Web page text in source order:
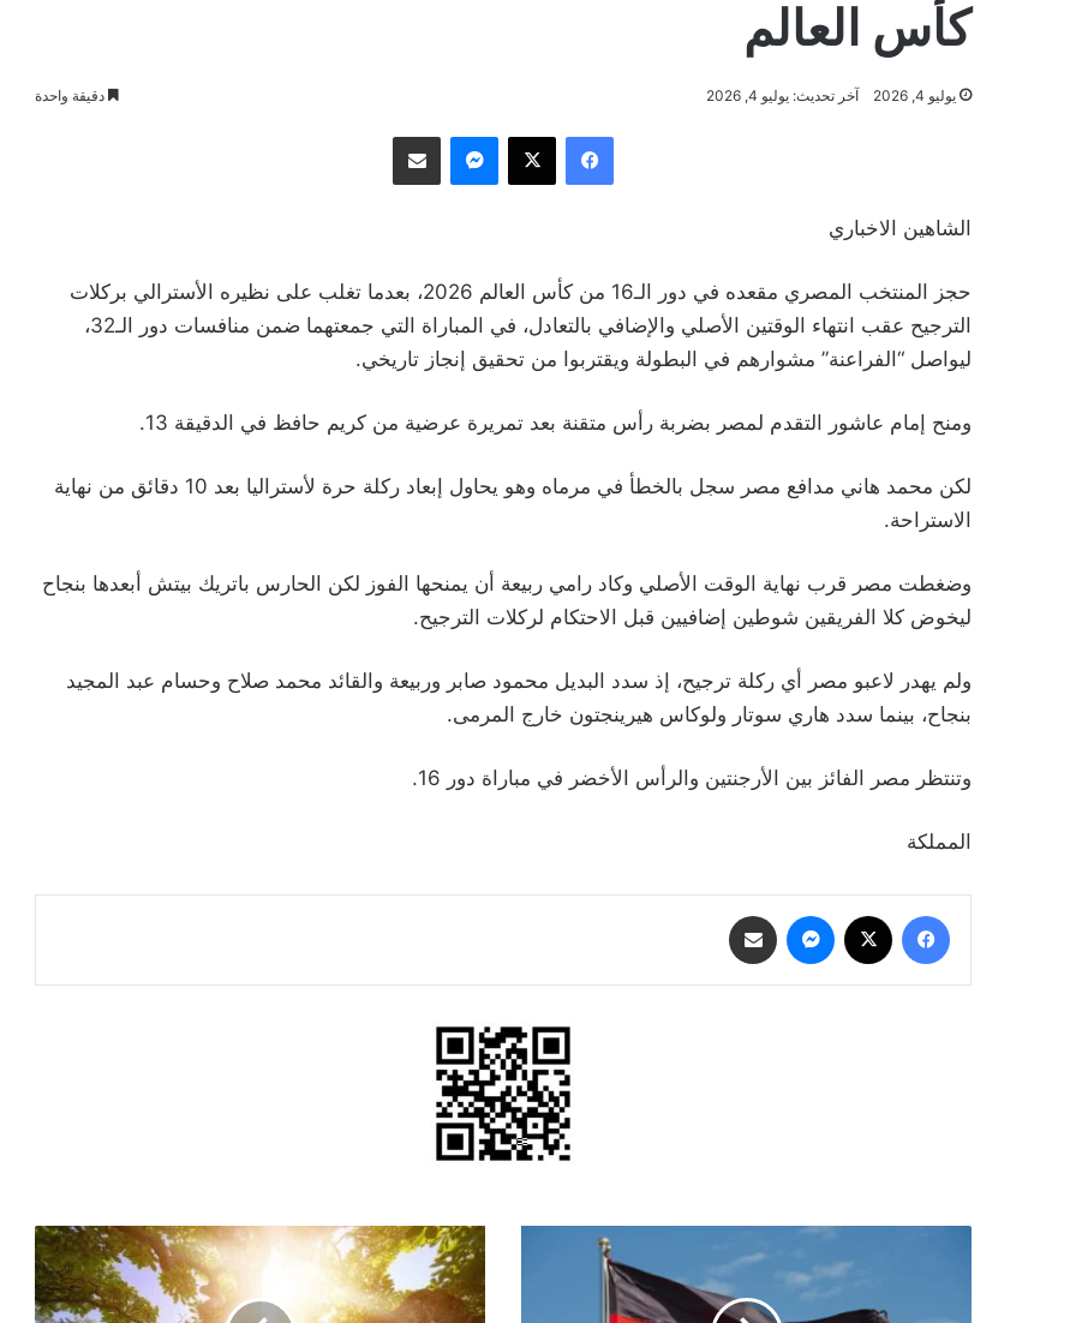
كأس العالم
يوليو 4, 2026 آخر تحديث: يوليو 4, 2026 دقيقة واحدة
فيسبوك ‫X ماسنجر مشاركة عبر البريد
الشاهين الاخباري
حجز المنتخب المصري مقعده في دور الـ16 من كأس العالم 2026، بعدما تغلب على نظيره الأسترالي بركلات
الترجيح عقب انتهاء الوقتين الأصلي والإضافي بالتعادل، في المباراة التي جمعتهما ضمن منافسات دور الـ32،
ليواصل “الفراعنة” مشوارهم في البطولة ويقتربوا من تحقيق إنجاز تاريخي.
ومنح إمام عاشور التقدم لمصر بضربة رأس متقنة بعد تمريرة عرضية من كريم حافظ في الدقيقة 13.
لكن محمد هاني مدافع مصر سجل بالخطأ في مرماه وهو يحاول إبعاد ركلة حرة لأستراليا بعد 10 دقائق من نهاية
الاستراحة.
وضغطت مصر قرب نهاية الوقت الأصلي وكاد رامي ربيعة أن يمنحها الفوز لكن الحارس باتريك بيتش أبعدها بنجاح
ليخوض كلا الفريقين شوطين إضافيين قبل الاحتكام لركلات الترجيح.
ولم يهدر لاعبو مصر أي ركلة ترجيح، إذ سدد البديل محمود صابر وربيعة والقائد محمد صلاح وحسام عبد المجيد
بنجاح، بينما سدد هاري سوتار ولوكاس هيرينجتون خارج المرمى.
وتنتظر مصر الفائز بين الأرجنتين والرأس الأخضر في مباراة دور 16.
المملكة
فيسبوك ماسنجر
أجواء
صيفية
معتدلة
حتى